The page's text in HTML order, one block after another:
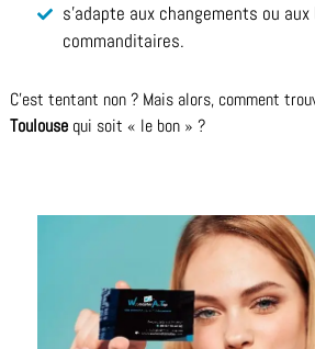
s’adapte aux changements ou
commanditaires.
C’est tentant non ? Mais alors, comment
Toulouse qui soit « le bon » ?